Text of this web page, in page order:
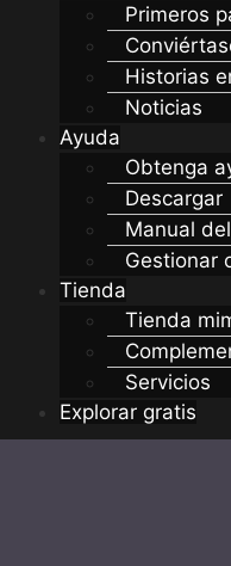
Primeros
Historias
Noticias
Ayuda
Obtenga
Descargar
Manual
Gestionar
Tienda
Tienda
Servicios
Explorar gratis